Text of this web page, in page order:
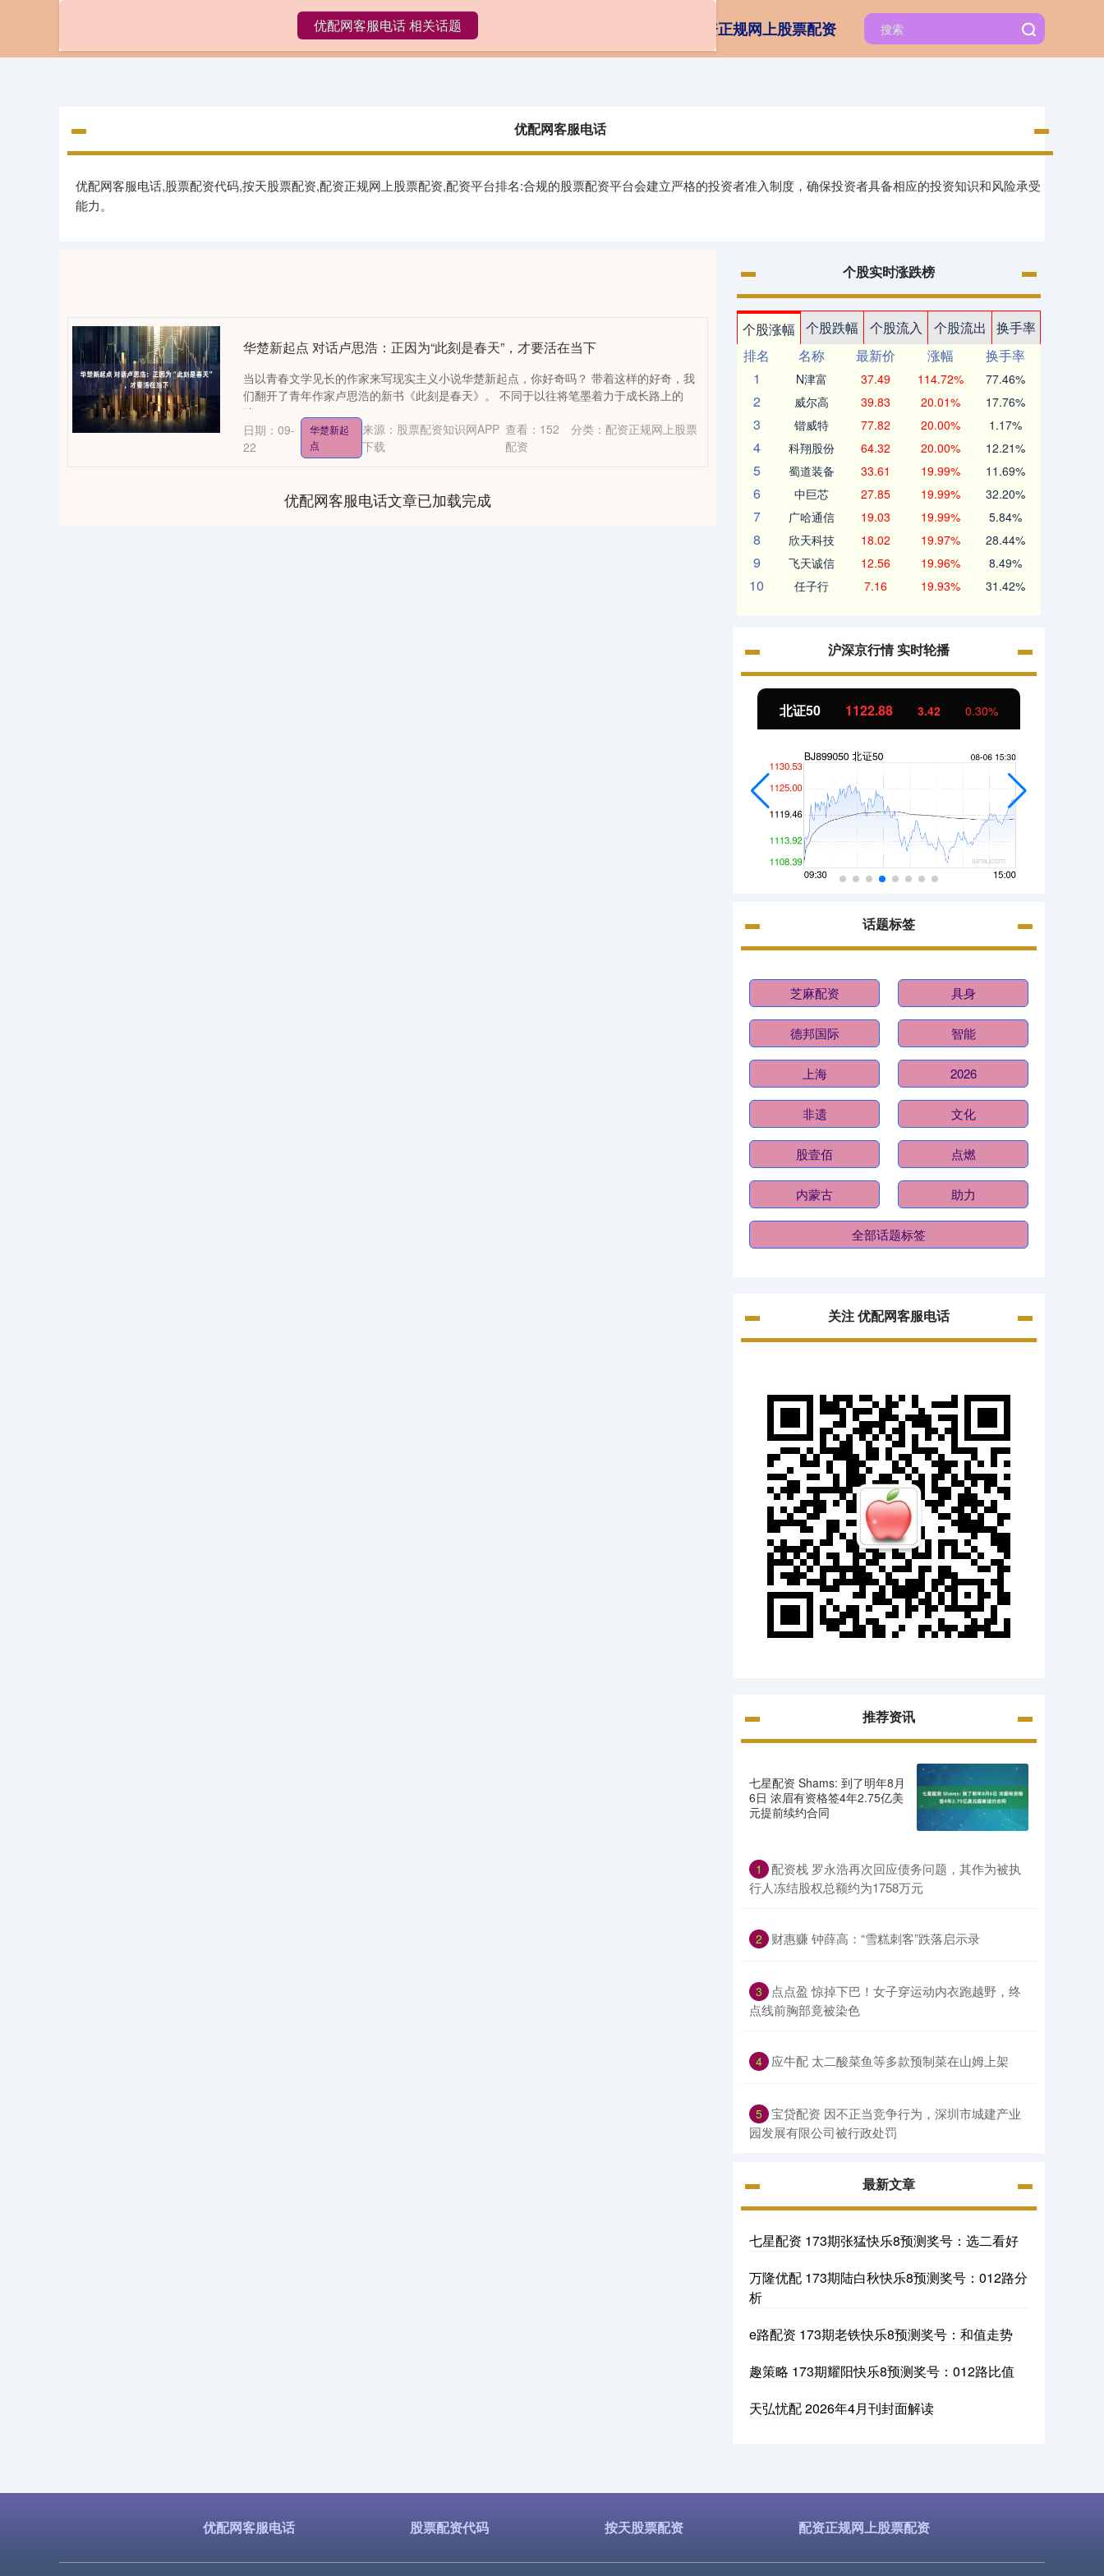
优配网客服电话 股票配资代码 配资正规网上股票配资
优配网客服电话
优配网客服电话,股票配资代码,按天股票配资,配资正规网上股票配资,配资平台排名:合规的股票配资平台会建立严格的投资者准入制度，确保投资者具备相应的投资知识和风险承受
能力。
优配网客服电话 相关话题
华楚新起点 对话卢思浩：正因为“此刻是春天”，才要活在当下
当以青春文学见长的作家来写现实主义小说华楚新起点，你好奇吗？ 带着这样的好奇，我
们翻开了青年作家卢思浩的新书《此刻是春天》。 不同于以往将笔墨着力于成长路上的
迷....
日期：09-
22
华楚新起
点
来源：股票配资知识网APP
下载
查看： 152 分类： 配资正规网上股票
配资
优配网客服电话文章已加载完成
个股实时涨跌榜
个股涨幅 个股跌幅 个股流入 个股流出
换手率
排名
名称 最新价 涨幅
换手率
1
N津富 37.49 114.72% 77.46%
2 威尔高 39.83 20.01% 17.76%
3 锴威特 77.82 20.00% 1.17%
4 科翔股份 64.32 20.00% 12.21%
5 蜀道装备 33.61 19.99% 11.69%
6 中巨芯 27.85 19.99% 32.20%
7 广哈通信 19.03 19.99% 5.84%
8 欣天科技 18.02 19.97% 28.44%
9 飞天诚信 12.56 19.96% 8.49%
10 任子行 7.16 19.93% 31.42%
沪深京行情 实时轮播
北证50 1122.88 3.42 0.30%
话题标签
芝麻配资 具身
德邦国际 智能
上海 2026
非遗 文化
股壹佰 点燃
内蒙古 助力
全部话题标签
关注 优配网客服电话
推荐资讯
七星配资 Shams: 到了明年8月
6日 浓眉有资格签4年2.75亿美
元提前续约合同
1
配资栈 罗永浩再次回应债务问题，其作为被执
行人冻结股权总额约为1758万元
2 财惠赚 钟薛高：“雪糕刺客”跌落启示录
3
点点盈 惊掉下巴！女子穿运动内衣跑越野，终
点线前胸部竟被染色
4 应牛配 太二酸菜鱼等多款预制菜在山姆上架
5 宝贷配资 因不正当竞争行为，深圳市城建产业
园发展有限公司被行政处罚
最新文章
七星配资 173期张猛快乐8预测奖号：选二看好
万隆优配 173期陆白秋快乐8预测奖号：012路分
析
e路配资 173期老铁快乐8预测奖号：和值走势
趣策略 173期耀阳快乐8预测奖号：012路比值
天弘忧配 2026年4月刊封面解读
优配网客服电话 股票配资代码 按天股票配资 配资正规网上股票配资